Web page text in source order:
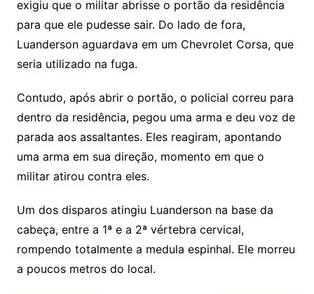
exigiu que o militar abrisse o portão da residência
para que ele pudesse sair. Do lado de fora,
Luanderson aguardava em um Chevrolet Corsa, que
seria utilizado na fuga.
Contudo, após abrir o portão, o policial correu para
dentro da residência, pegou uma arma e deu voz de
parada aos assaltantes. Eles reagiram, apontando
uma arma em sua direção, momento em que o
militar atirou contra eles.
Um dos disparos atingiu Luanderson na base da
cabeça, entre a 1ª e a 2ª vértebra cervical,
rompendo totalmente a medula espinhal. Ele morreu
a poucos metros do local.